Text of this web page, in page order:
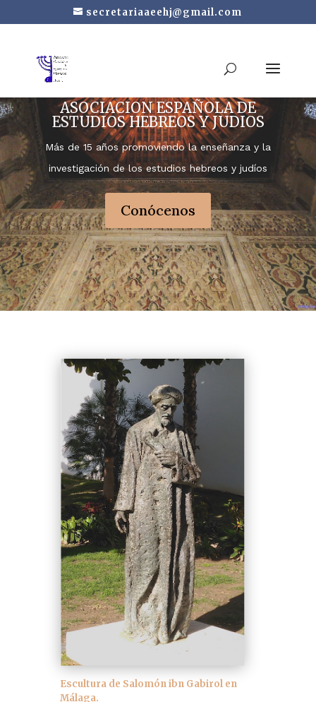
secretariaaeehj@gmail.com
ASOCIACION ESPAÑOLA DE
ESTUDIOS HEBREOS Y JUDIOS
Más de 15 años promoviendo la enseñanza y la
investigación de los estudios hebreos y judíos
Conócenos
Escultura de Salomón ibn Gabirol en
Málaga.